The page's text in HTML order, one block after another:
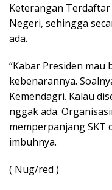
Keterangan Terdaftar
Negeri, sehingga
ada.
“Kabar Presiden mau
kebenarannya.
Kemendagri. Kalau
nggak ada.
memperpanjang SKT
imbuhnya.
( Nug/red )